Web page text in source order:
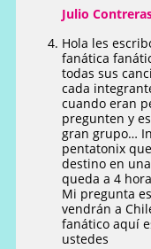
Julio
Hola les
fanática
todas sus
cada
cuando eran
pregunten y
gran grupo…
pentatonix
destino en
queda a 4
Mi pregunta
vendrán a
fanático aquí
ustedes